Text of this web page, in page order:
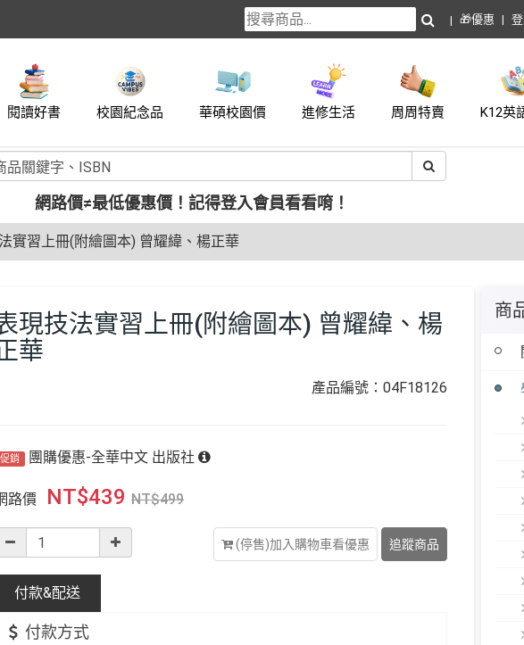
🎁優惠 登
閱讀好書 校園紀念品 華碩校園價 進修生活 周周特賣 K12英
網路價≠最低優惠價！ 記得登入會員看看唷！
實習上冊(附繪圖本) 曾耀緯、楊正華
商
現技法實習上冊(附繪圖本) 曾耀緯、楊
華
產品編號：04F18126
促銷 團購優惠-全華中文 出版社
路價 NT$439 NT$499
(停售)加入購物車看優惠 追蹤商品
付款&配送
付款方式